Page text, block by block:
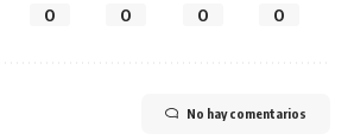
0 0 0 0
No hay comentarios